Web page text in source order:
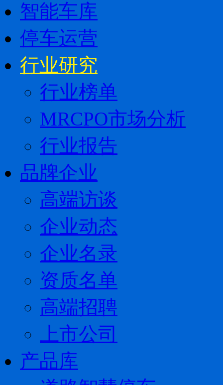
智能车库
停车运营
行业研究
行业榜单
MRCPO市场分析
行业报告
品牌企业
高端访谈
企业动态
企业名录
资质名单
高端招聘
上市公司
产品库